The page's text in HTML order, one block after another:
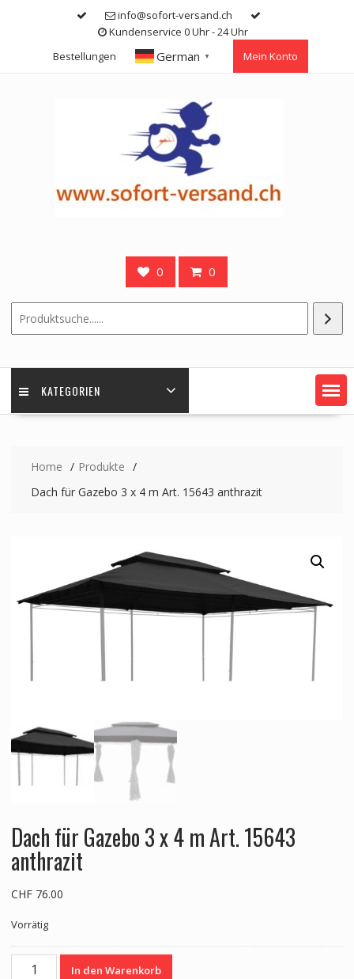
info@sofort-versand.ch
Kundenservice 0 Uhr - 24 Uhr
Bestellungen
German ▼ Mein Konto
0 0
KATEGORIEN
Home
Produkte
Dach für Gazebo 3 x 4 m Art. 15643 anthrazit
Dach für Gazebo 3 x 4 m Art. 15643
anthrazit
CHF76.00
Vorrätig
Dach
In den Warenkorb